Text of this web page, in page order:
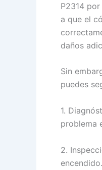
P2314
a que el
daños
Sin
puedes
1.
problema
2.